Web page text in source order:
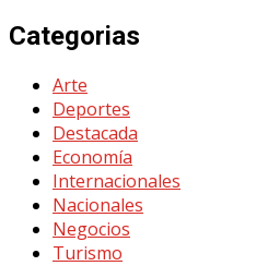
Categorias
Arte
Deportes
Destacada
Economía
Internacionales
Nacionales
Negocios
Turismo